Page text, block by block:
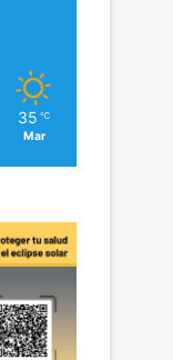
35 ℃
Mar